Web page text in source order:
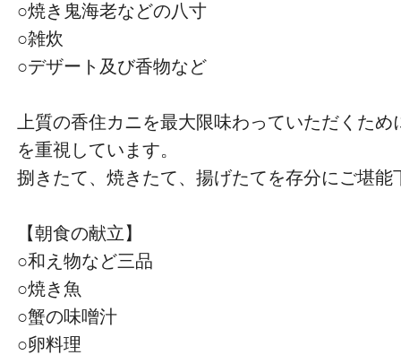
○焼き鬼海老などの八寸
○雑炊
○デザート及び香物など
上質の香住カニを最大限味わっていただくた
を重視しています。
捌きたて、焼きたて、揚げたてを存分にご堪能
【朝食の献立】
○和え物など三品
○焼き魚
○蟹の味噌汁
○卵料理